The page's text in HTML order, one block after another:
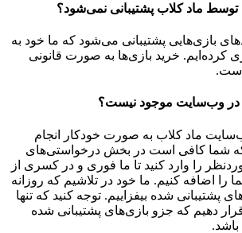
توسط ماد کلاب پشتیبانی نمی‌شود؟
بازی‌هایی پشتیبانی می‌شود که ما خود به
کرده‌ایم. خرید بازی‌ها به صورت قانونی
است.
در وب‌سایت موجود نیست؟
ماد کلاب به صورت خودکار انجام
شما کافی است در بخش درخواستی‌های
را وارد کنید تا ما فوری و در کسری از
را اضافه کنیم. ما خود در تلاشیم که روزانه
پشتیبانی شده بیفزاییم. توجه کنید که تنها
دهیم که جزو بازی‌های پشتیبانی شده